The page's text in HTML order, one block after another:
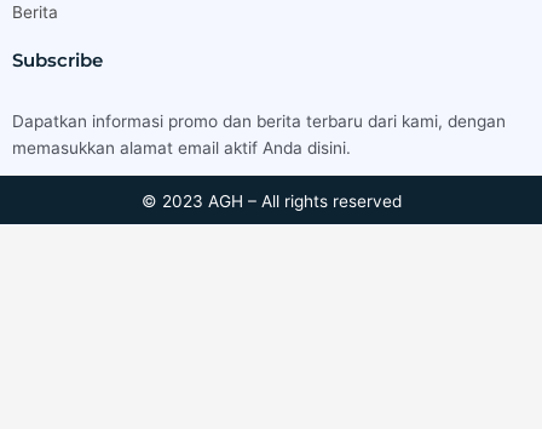
Berita
Subscribe
Dapatkan informasi promo dan berita terbaru dari kami, dengan
memasukkan alamat email aktif Anda disini.
© 2023 AGH – All rights reserved